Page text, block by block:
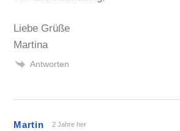
Liebe Grüße
Martina
Antworten
Martin 2 Jahre her